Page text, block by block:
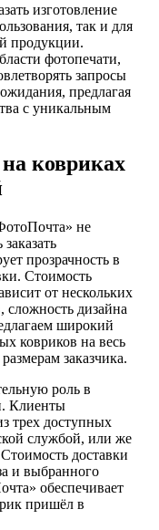
изготовление
так и для
продукции.
фотопечати,
запросы
предлагая
с уникальным
ковриках
не
прозрачность в
Стоимость
от нескольких
сложность дизайна
широкий
ковриков на весь
заказчика.
роль в
Клиенты
трех доступных
службой, или же
доставки
и выбранного
обеспечивает
пришёл в